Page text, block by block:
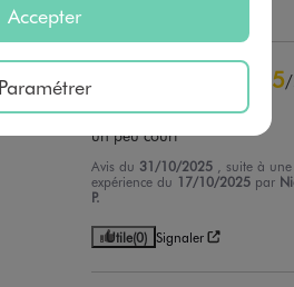
5/
un peu court
Avis du 31/10/2025
, suite à une
expérience du 17/10/2025 par
P.
Utile(0) Signaler
Accepter
Paramétrer